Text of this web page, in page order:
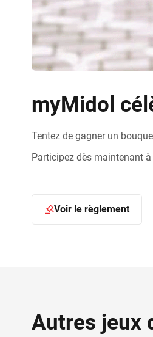
myMidol
Tentez de gagner un
Participez dès maintenant
Voir le règlement
Autres jeux